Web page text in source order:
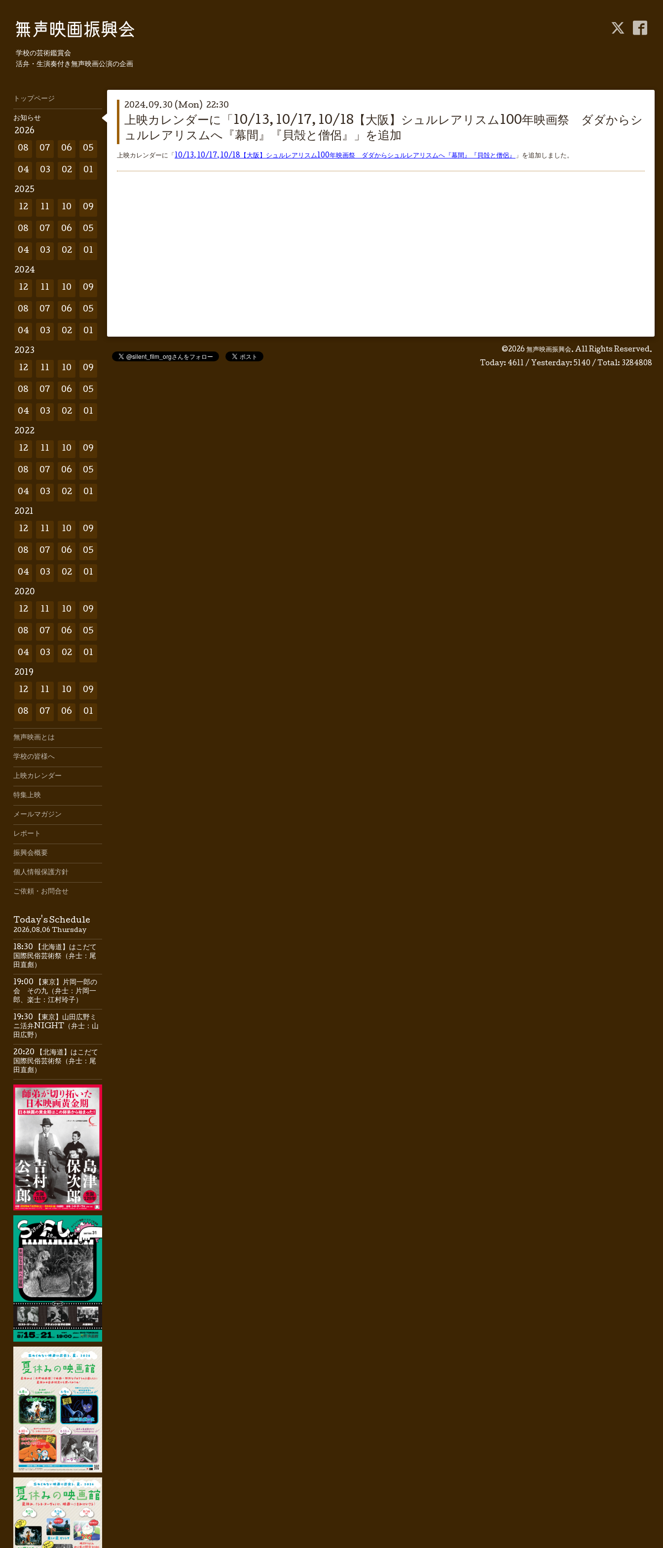
学校の芸術鑑賞会
活弁・生演奏付き無声映画公演の企画
2024.09.30 (Mon) 22:30
上映カレンダーに「10/13, 10/17, 10/18【大阪】シュルレアリスム100年映画祭 ダダからシ
ュルレアリスムへ『幕間』『貝殻と僧侶』」を追加
上映カレンダーに「 10/13, 10/17, 10/18【大阪】シュルレアリスム100年映画祭 ダダからシュルレアリスムへ『幕間』『貝殻と僧侶』 」を追加しました。
©2026 無声映画振興会. All Rights Reserved.
Today: 4611 / Yesterday: 5140 / Total: 3284808
トップページ
お知らせ
2026
08 07 06 05
04 03 02 01
2025
12 11 10 09
08 07 06 05
04 03 02 01
2024
12 11 10 09
08 07 06 05
04 03 02 01
2023
12 11 10 09
08 07 06 05
04 03 02 01
2022
12 11 10 09
08 07 06 05
04 03 02 01
2021
12 11 10 09
08 07 06 05
04 03 02 01
2020
12 11 10 09
08 07 06 05
04 03 02 01
2019
12 11 10 09
08 07 06 01
無声映画とは
学校の皆様へ
上映カレンダー
特集上映
メールマガジン
レポート
振興会概要
個人情報保護方針
ご依頼・お問合せ
Today's Schedule
2026.08.06 Thursday
18:30 【北海道】はこだて
国際民俗芸術祭（弁士：尾
田直彪）
19:00 【東京】片岡一郎の
会 その九（弁士：片岡一
郎、楽士：江村玲子）
19:30 【東京】山田広野ミ
ニ活弁NIGHT（弁士：山
田広野）
20:20 【北海道】はこだて
国際民俗芸術祭（弁士：尾
田直彪）